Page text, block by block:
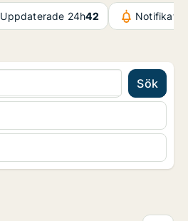
Uppdaterade 24h42
Sök